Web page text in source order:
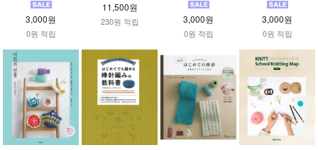
3,000원
0원 적립
11,500원
230원 적립 3,000원
0원 적립
3,000원
0원 적립